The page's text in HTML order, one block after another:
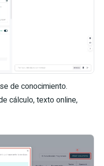
de conocimiento.
cálculo, texto online,